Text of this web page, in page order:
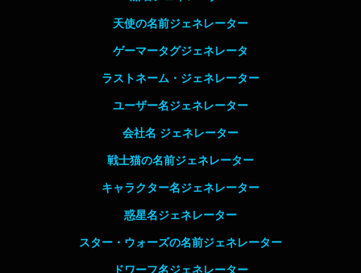
天使の名前ジェネレーター
ゲーマータグジェネレータ
ラストネーム・ジェネレーター
ユーザー名ジェネレーター
会社名 ジェネレーター
戦士猫の名前ジェネレーター
キャラクター名ジェネレーター
惑星名ジェネレーター
スター・ウォーズの名前ジェネレーター
ドワーフ名ジェネレーター